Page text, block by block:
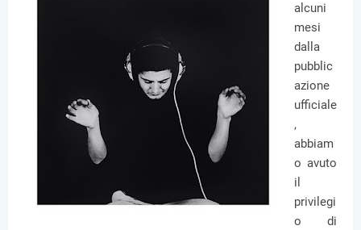
alcuni
mesi
dalla
pubblic
azione
ufficiale
,
abbiam
o avuto
il
privilegi
o di